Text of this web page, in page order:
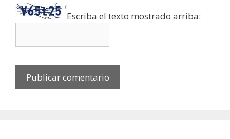
Escriba el texto mostrado arriba: